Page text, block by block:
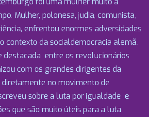
Mulher, polonesa, judia, comunista,
enfrentou enormes adversidades
contexto da socialdemocracia alemã.
destacada entre os revolucionários
com os grandes dirigentes da
diretamente no movimento de
sobre a luta por igualdade e
que são muito úteis para a luta